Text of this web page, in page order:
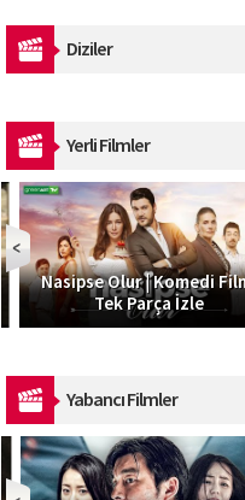
Diziler
Yerli Filmler
Nasipse Olur | Komedi Filmi
Tek Parça İzle
Yabancı Filmler